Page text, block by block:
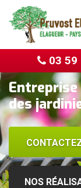
03 59
des
NOS